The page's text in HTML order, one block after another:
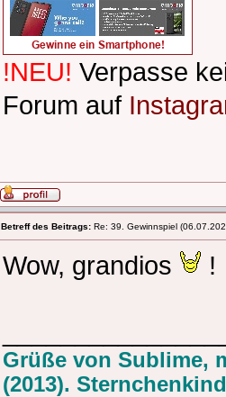
!NEU! Verpasse
Forum auf
Betreff des Beitrags: Re: 39. Gewinnspiel
Wow, grandios !
Grüße von Sublime,
(2013).